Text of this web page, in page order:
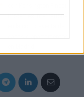
Properties International